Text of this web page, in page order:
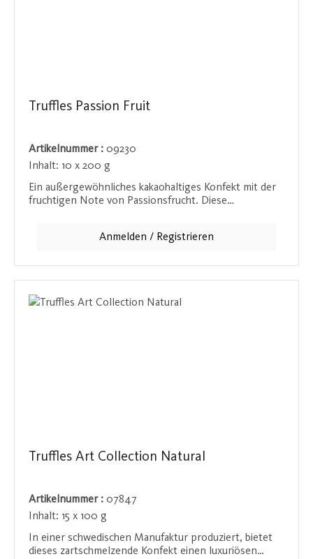
Truffles Passion Fruit
Artikelnummer : 09230
Inhalt: 10 x 200 g
Ein außergewöhnliches kakaohaltiges Konfekt mit der
fruchtigen Note von Passionsfrucht. Diese
Geschmack, der in Erinnerung bleibt.
Anmelden / Registrieren
Truffles Art Collection Natural
Artikelnummer : 07847
Inhalt: 15 x 100 g
In einer schwedischen Manufaktur produziert, bietet
dieses zartschmelzende Konfekt einen luxuriösen